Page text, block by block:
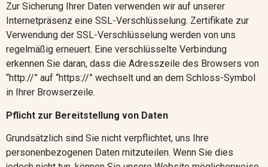
Zur Sicherung Ihrer Daten verwenden wir auf unserer
Internetpräsenz eine SSL-Verschlüsselung. Zertifikate zur
Verwendung der SSL-Verschlüsselung werden von uns
regelmäßig erneuert. Eine verschlüsselte Verbindung
erkennen Sie daran, dass die Adresszeile des Browsers von
“http://” auf “https://” wechselt und an dem Schloss-Symbol
in Ihrer Browserzeile.
Pflicht zur Bereitstellung von Daten
Grundsätzlich sind Sie nicht verpflichtet, uns Ihre
personenbezogenen Daten mitzuteilen. Wenn Sie dies